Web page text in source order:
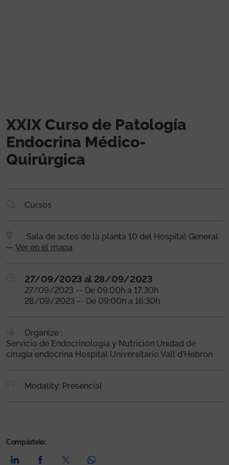
XXIX Curso de Patología
Endocrina Médico-
Quirúrgica
Cursos
Sala de actos de la planta 10 del Hospital General
— Ver en el mapa
27/09/2023 al 28/09/2023
27/09/2023 -- De 09:00h a 17:30h
28/09/2023 -- De 09:00h a 16:30h
Organize :
Servicio de Endocrinología y Nutrición Unidad de
cirugía endocrina Hospital Universitario Vall d'Hebron
Modality: Presencial
Compártelo: